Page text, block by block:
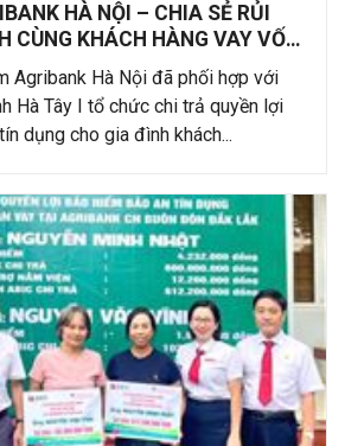
HÀ NỘI – CHIA SẺ RỦI
CÙNG KHÁCH HÀNG VAY VỐN
Agribank Hà Nội đã phối hợp với
Hà Tây I tổ chức chi trả quyền lợi
dụng cho gia đình khách...